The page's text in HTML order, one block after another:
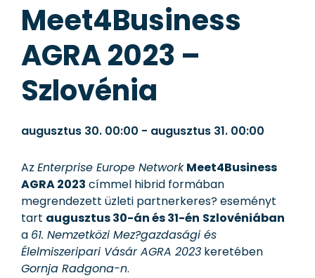
Meet4Business
AGRA 2023 –
Szlovénia
augusztus 30. 00:00 - augusztus 31. 00:00
Az Enterprise Europe Network Meet4Business
AGRA 2023 címmel hibrid formában
megrendezett üzleti partnerkeres? eseményt
tart augusztus 30-án és 31-én Szlovéniában
a 61. Nemzetközi Mez?gazdasági és
Élelmiszeripari Vásár AGRA 2023 keretében
Gornja Radgona-n.